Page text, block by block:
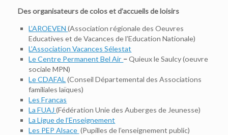
Des organisateurs de colos et d’accueils de loisirs
L’AROEVEN(Association régionale des Oeuvres
Educatives et de Vacances de l’Education Nationale)
L’Association Vacances Sélestat
Le Centre Permanent Bel Air –Quieux le Saulcy (oeuvre
sociale MPN)
Le CDAFAL (Conseil Départemental des Associations
familiales laïques)
Les Francas
La FUAJ(Fédération Unie des Auberges de Jeunesse)
La Ligue de l’Enseignement
Les PEP Alsace (Pupilles de l’enseignement public)